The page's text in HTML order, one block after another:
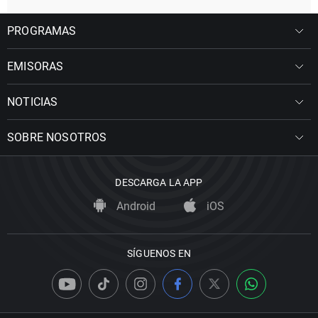
PROGRAMAS
EMISORAS
NOTICIAS
SOBRE NOSOTROS
DESCARGA LA APP
Android iOS
SÍGUENOS EN